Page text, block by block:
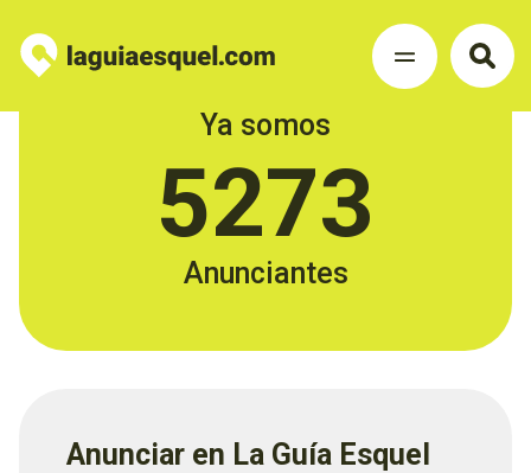
Ya somos
5273
Anunciantes
Anunciar en La Guía Esquel